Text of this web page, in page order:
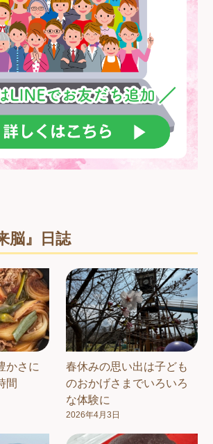
脳』日誌
かさに
間
春休みの思い出は子ども
のおかげさまでいろいろ
な体験に
2026年4月3日